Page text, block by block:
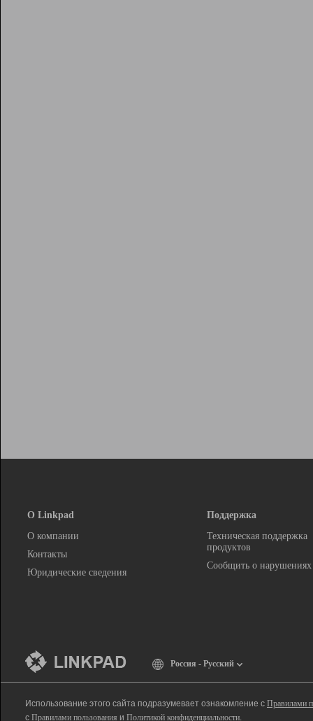
О Linkpad
О компании
Контакты
Юридические сведения
Поддержка
Техническая поддержка
продуктов
Сообщить о нарушениях
Россия - Русский
Использование этого сайта подразумевает ознакомление с Правилами
с Правилами пользования и Политикой конфиденциальности.